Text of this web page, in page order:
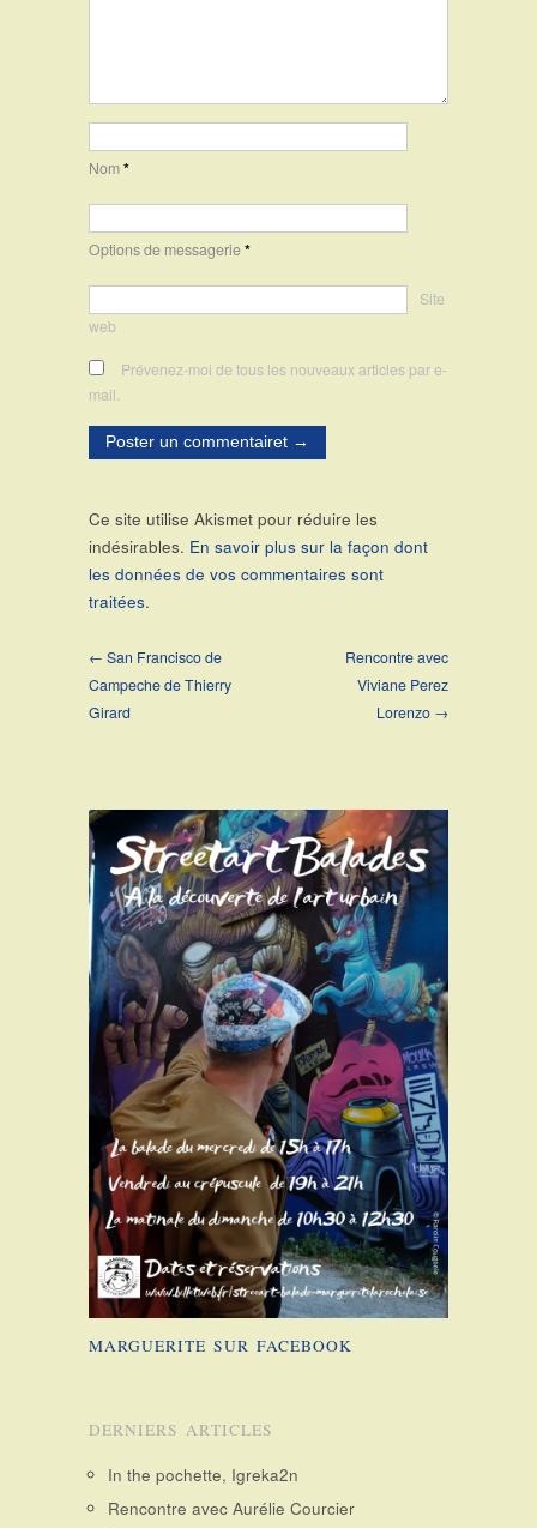
Nom*
Options de messagerie*
Site
web
Prévenez-moi de tous les nouveaux articles par e-
mail.
Ce site utilise Akismet pour réduire les
indésirables. En savoir plus sur la façon dont
les données de vos commentaires sont
traitées.
← San Francisco de
Campeche de Thierry
Girard
Rencontre avec
Viviane Perez
Lorenzo →
MARGUERITE SUR FACEBOOK
DERNIERS ARTICLES
In the pochette, Igreka2n
Rencontre avec Aurélie Courcier